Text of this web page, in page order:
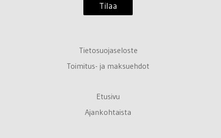
Tilaa
Tietosuojaseloste
Toimitus- ja maksuehdot
Etusivu
Ajankohtaista